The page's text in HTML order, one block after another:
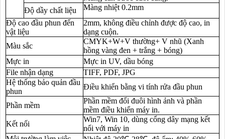
Độ dầy chất liệu
Màng nhiệt 0.2mm
Độ cao đầu phun đến
vật liệu
2mm, không điều chỉnh được độ cao, in
dạng cuộn.
Màu sắc
CMYK+W+V thường+ V nhũ (Xanh
hồng vàng đen + trắng + bóng)
Mực in
Mực in UV, dầu bóng
File nhận dạng
TIFF, PDF, JPG
Hệ thống bảo quản đầu
phun
Điều khiển bằng vi tính rửa đầu phun
Phần mềm
Phần mềm đổi đuôi hình ảnh và phần
mềm điều khiển máy in.
Kết nối
Win7, Win 10, dùng cổng dây mạng kết
nổi với máy in